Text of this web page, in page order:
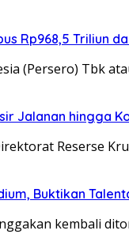
Rp968,5 Triliun
(Persero) Tbk
Jalanan hingga
Reserse
Buktikan
kembali